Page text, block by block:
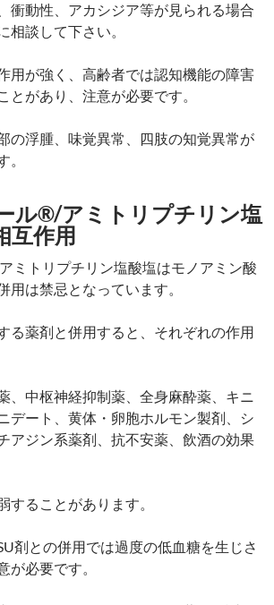
衝動性、アカシジア等が見られる場合
相談して下さい。
用が強く、高齢者では認知機能の障害
とがあり、注意が必要です。
の浮腫、味覚異常、四肢の知覚異常が
。
ル®/アミトリプチリン塩
互作用
ミトリプチリン塩酸塩はモノアミン酸
用は禁忌となっています。
る薬剤と併用すると、それぞれの作用
、中枢神経抑制薬、全身麻酔薬、キニ
デート、黄体・卵胞ホルモン製剤、シ
アジン系薬剤、抗不安薬、飲酒の効果
することがあります。
剤との併用では過度の低血糖を生じさ
が必要です。